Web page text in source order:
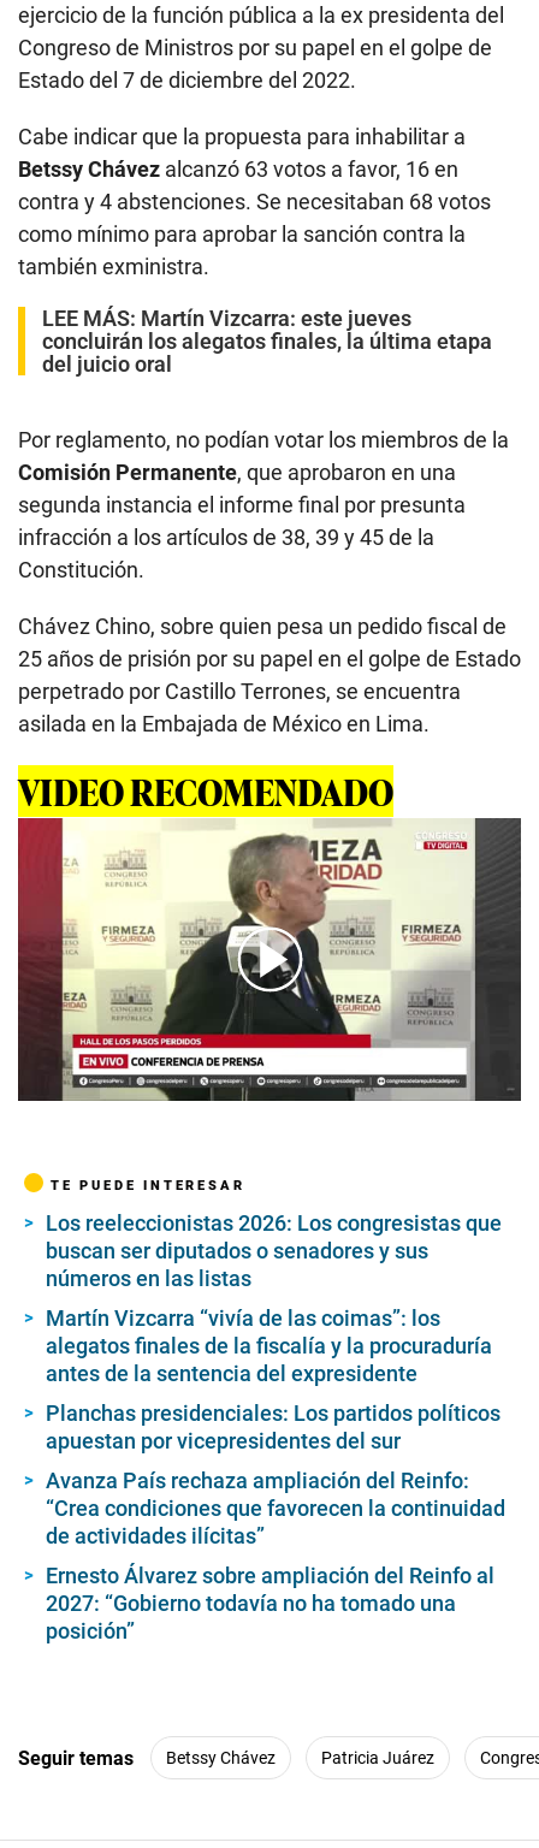
ejercicio de la función pública a la ex presidenta del
Congreso de Ministros por su papel en el golpe de
Estado del 7 de diciembre del 2022.
Cabe indicar que la propuesta para inhabilitar a
Betssy Chávez alcanzó 63 votos a favor, 16 en
contra y 4 abstenciones. Se necesitaban 68 votos
como mínimo para aprobar la sanción contra la
también exministra.
LEE MÁS: Martín Vizcarra: este jueves
concluirán los alegatos finales, la última etapa
del juicio oral
Por reglamento, no podían votar los miembros de la
Comisión Permanente, que aprobaron en una
segunda instancia el informe final por presunta
infracción a los artículos de 38, 39 y 45 de la
Constitución.
Chávez Chino, sobre quien pesa un pedido fiscal de
25 años de prisión por su papel en el golpe de Estado
perpetrado por Castillo Terrones, se encuentra
asilada en la Embajada de México en Lima.
VIDEO RECOMENDADO
00:00/04:38
TE PUEDE INTERESAR
Los reeleccionistas 2026: Los congresistas que
buscan ser diputados o senadores y sus
números en las listas
Martín Vizcarra “vivía de las coimas”: los
alegatos finales de la fiscalía y la procuraduría
antes de la sentencia del expresidente
Planchas presidenciales: Los partidos políticos
apuestan por vicepresidentes del sur
Avanza País rechaza ampliación del Reinfo:
“Crea condiciones que favorecen la continuidad
de actividades ilícitas”
Ernesto Álvarez sobre ampliación del Reinfo al
2027: “Gobierno todavía no ha tomado una
posición”
Seguir temas Betssy Chávez Patricia Juárez